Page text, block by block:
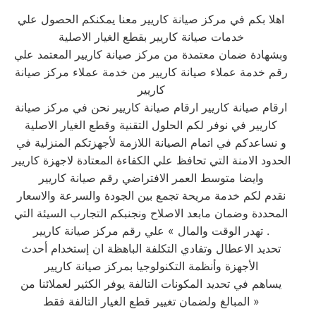
اهلا بكم في مركز صيانة كاريير معنا يمكنكم الحصول علي
خدمات صيانة كاريير بقطع الغيار الاصلية
وبشهادة ضمان معتمدة من مركز صيانة كاريير المعتمد علي
رقم خدمة عملاء صيانة كاريير من خدمة عملاء مركز صيانة
كاريير
ارقام صيانة كاريير ارقام صيانة كاريير نحن في مركز صيانة
كاريير في نوفر لكم الحلول التقنية وقطع الغيار الاصلية
و نساعدكم في اتمام الصيانة اللازمة لأجهزتكم المنزلية في
الحدود الامنة التي تحافظ علي الكفاءة المعتادة لاجهزة كاريير
وايضا متوسط العمر الافتراضي رقم صيانة كاريير
نقدم لكم خدمة مريحة تجمع بين الجودة والسرعة والاسعار
المحددة وضمان مابعد الاصلاح ونجنبكم التجارب السيئة التي
تهدر الوقت والمال » علي رقم مركز صيانة كاريير .
تحديد الاعطال وتفادي التكلفة الباهظة ان إستخدام أحدث
الأجهزة وأنظمة التكنولوجيا بمركز صيانة كاريير
يساهم في تحديد المكونات التالفة يوفر الكثير لعملائنا من
المبالغ ولضمان تغيير قطع الغيار التالفة فقط »